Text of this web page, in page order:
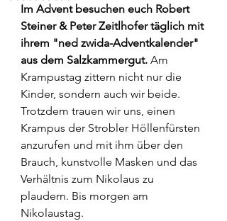
Im Advent besuchen euch Robert
Steiner & Peter Zeitlhofer täglich mit
ihrem "ned zwida-Adventkalender"
aus dem Salzkammergut. Am
Krampustag zittern nicht nur die
Kinder, sondern auch wir beide.
Trotzdem trauen wir uns, einen
Krampus der Strobler Höllenfürsten
anzurufen und mit ihm über den
Brauch, kunstvolle Masken und das
Verhältnis zum Nikolaus zu
plaudern. Bis morgen am
Nikolaustag.